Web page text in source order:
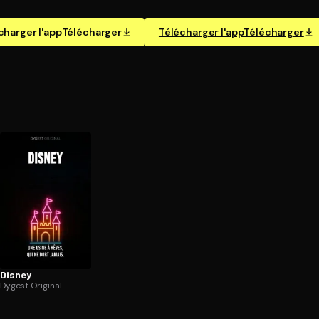
l'appTélécharger Télécharger l'appTélécharger
Disney
Dygest Original